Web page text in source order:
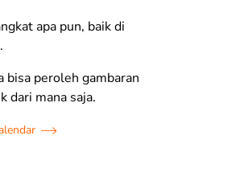
apa pun, baik di
bisa peroleh gambaran
dari mana saja.